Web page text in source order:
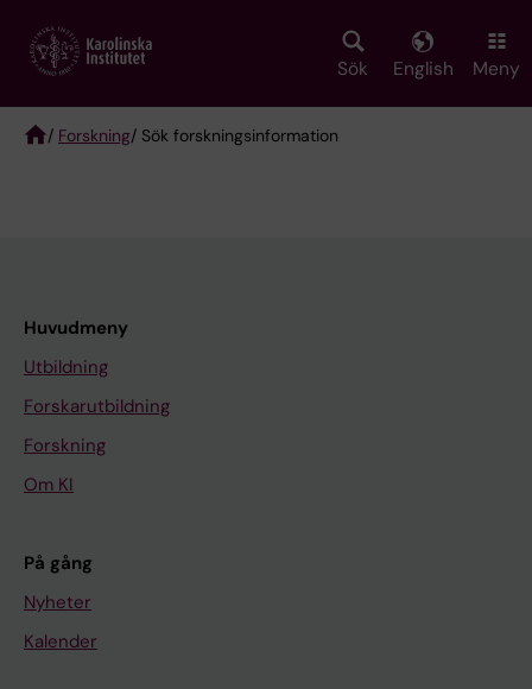
main
Sök English Meny
/ Forskning/ Sök forskningsinformation
Huvudmeny
Utbildning
Forskarutbildning
Forskning
Om KI
På gång
Nyheter
Kalender